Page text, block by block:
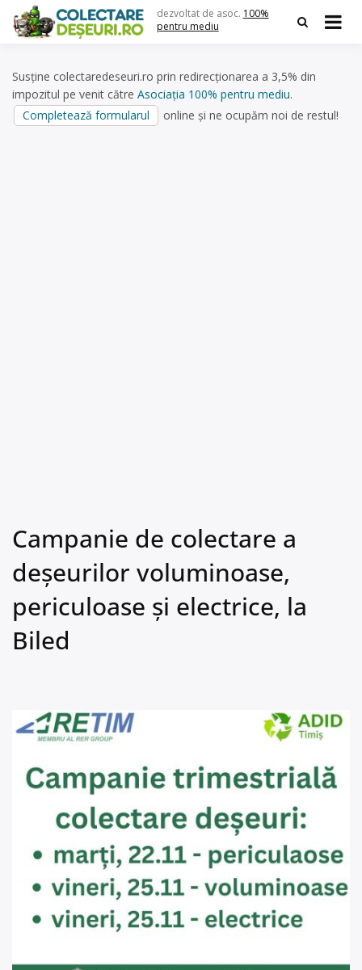
content
dezvoltat de asoc. 100%
pentru mediu
Susține colectaredeseuri.ro prin redirecționarea a 3,5% din
impozitul pe venit către Asociația 100% pentru mediu.
Completează formularul
online și ne ocupăm noi de restul!
Campanie de colectare a
deşeurilor voluminoase,
periculoase și electrice, la
Biled